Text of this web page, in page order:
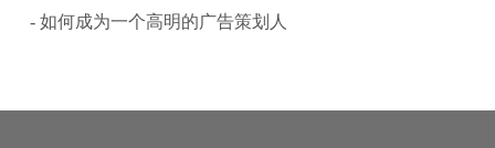
- 如何成为一个高明的广告策划人